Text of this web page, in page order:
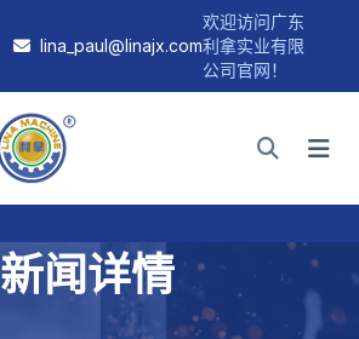
lina_paul@linajx.com
欢迎访问广东
利拿实业有限
公司官网！
新闻详情